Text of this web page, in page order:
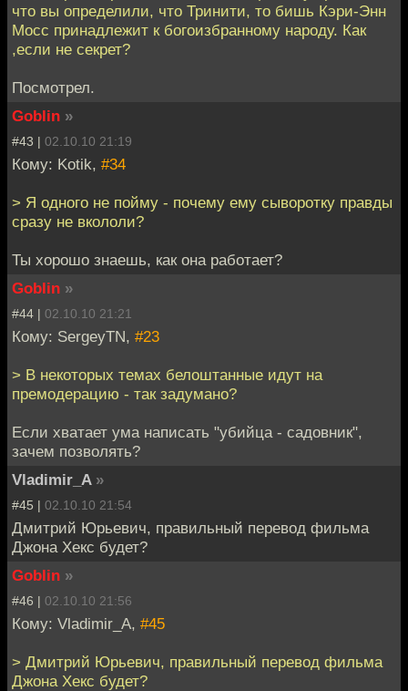
что вы определили, что Тринити, то бишь Кэри-Энн
Мосс принадлежит к богоизбранному народу. Как
,если не секрет?
Посмотрел.
Goblin »
#43 | 02.10.10 21:19
Кому: Kotik, #34
> Я одного не пойму - почему ему сыворотку правды
сразу не вкололи?
Ты хорошо знаешь, как она работает?
Goblin »
#44 | 02.10.10 21:21
Кому: SergeyTN, #23
> В некоторых темах белоштанные идут на
премодерацию - так задумано?
Если хватает ума написать "убийца - садовник",
зачем позволять?
Vladimir_A »
#45 | 02.10.10 21:54
Дмитрий Юрьевич, правильный перевод фильма
Джона Хекс будет?
Goblin »
#46 | 02.10.10 21:56
Кому: Vladimir_A, #45
> Дмитрий Юрьевич, правильный перевод фильма
Джона Хекс будет?